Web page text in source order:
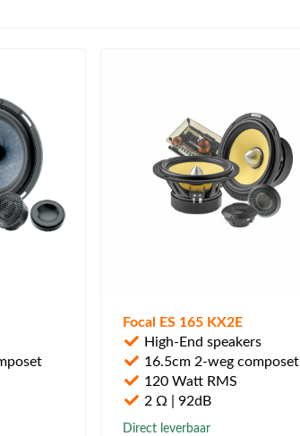
Focal ES 165 KX2E
High-End speakers
16.5cm 2-weg composet
120 Watt RMS
2 Ω | 92dB
Direct leverbaar